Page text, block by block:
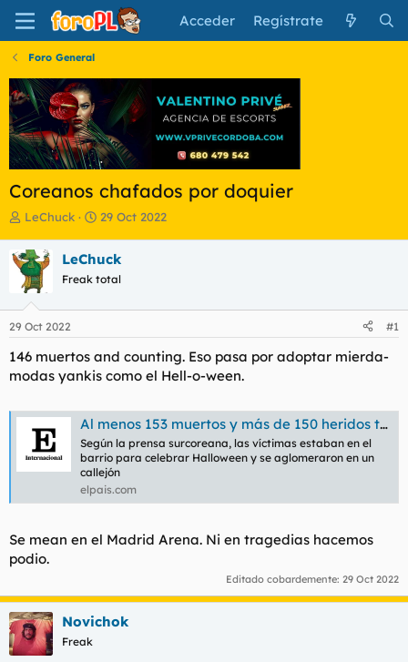
Acceder Regístrate
Foro General
Coreanos chafados por doquier
I
i
c
i
a
d
o
d
e
t
a
LeChuck
F
h
a
e
i
c
o
29 Oct 2022
LeChuck
Freak total
29 Oct 2022 #1
146 muertos and counting. Eso pasa por adoptar mierda-
modas yankis como el Hell-o-ween.
Al menos 153 muertos y más de 150 heridos tras una avalancha en un popular barrio de ocio de Seúl
Según la prensa surcoreana, las víctimas estaban en el
barrio para celebrar Halloween y se aglomeraron en un
callejón
elpais.com
Se mean en el Madrid Arena. Ni en tragedias hacemos
podio.
Editado cobardemente: 29 Oct 2022
Novichok
Freak